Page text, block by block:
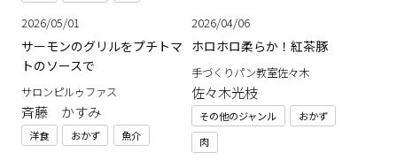
2026/05/01
サーモンのグリルをプチトマ
トのソースで
サロンピルゥファス
斉藤 かすみ
洋食 おかず 魚介
2026/04/06
ホロホロ柔らか！紅茶豚
手づくりパン教室佐々木
佐々木光枝
その他のジャンル
おかず
肉